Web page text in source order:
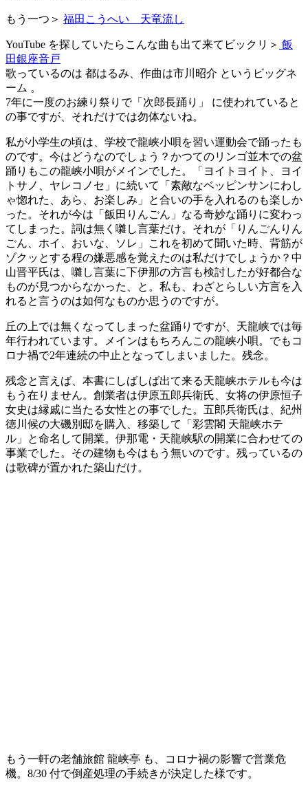
もう一つ＞ 福田こうへい 天竜流し
YouTube を探していたらこんな曲も出て来てビックリ＞ 飯
田銀座音戸
歌っているのは 都はるみ、作曲は市川昭介 というビッグネ
ーム 。
7年に一度のお練り祭りで「次郎長踊り」 に使われていると
の事ですが、それだけでは勿体ないね。
私が小学生の頃は、学校で龍峡小唄を習い運動会で踊ったも
のです。今はどうなのでしょう？かつてのリンゴ並木での盆
踊りもこの龍峡小唄がメインでした。「ヨイトヨイト、ヨイ
トサノ、ヤレコノセ」に続いて「素敵なベッピンサンにわし
ゃ惚れた、あら、お楽しみ」と合いの手を入れるのも楽しか
った。それが今は「飯田りんごん」なる奇妙な踊りに変わっ
てしまった。詞は無く囃し言葉だけ。それが「りんごんりん
ごん、ホイ、おいな、ソレ」これを初めて聞いた時、背筋が
ゾクッとする程の嫌悪感を覚えたのは私だけでしょうか？中
山晋平氏は、囃し言葉に下伊那の方言も検討したが好都合な
ものが見つからなかった、と。私も、わざとらしい方言を入
れると言うのは如何なものか思うのですが。
丘の上では無くなってしまった盆踊りですが、天龍峡では毎
年行われています。メインはもちろんこの龍峡小唄。でもコ
ロナ禍で2年連続の中止となってしまいました。残念。
残念と言えば、本書にしばしば出て来る天龍峡ホテルも今は
もう在りません。創業者は伊原五郎兵衛氏、女将の伊原恒子
女史は縁戚に当たる女性との事でした。五郎兵衛氏は、紀州
徳川候の大磯別邸を購入、移築して「彩雲閣 天龍峡ホテ
ル」と命名して開業。伊那電・天龍峡駅の開業に合わせての
事業でした。その建物も今はもう無いのです。残っているの
は歌碑が置かれた築山だけ。
もう一軒の老舗旅館 龍峡亭 も、コロナ禍の影響で営業危
機。8/30 付で倒産処理の手続きが決定した様です。